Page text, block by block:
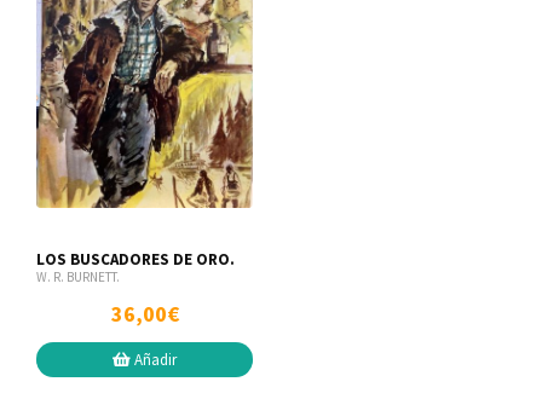
LOS BUSCADORES DE ORO.
W. R. BURNETT.
36,00€
Añadir